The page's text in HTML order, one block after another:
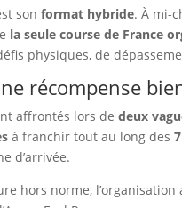
sonformat hybride. À mi-
la seule course de France
physiques, de
récompense
affrontés lors dedeux
à franchir tout au long des
d’arrivée.
hors norme, l’organisation